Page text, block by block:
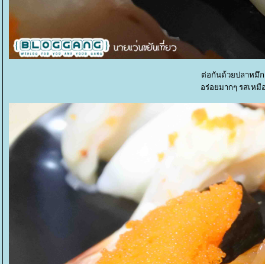
ต่อกันด้วยปลาหมึ
อร่อยมากๆ รสเหมื